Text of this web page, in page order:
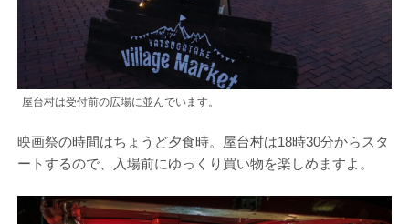
屋台村は受付前の広場に並んでいます。
映画祭の時間はちょうど夕食時。屋台村は18時30分からスタ
ートするので、入場前にゆっくり買い物を楽しめますよ。